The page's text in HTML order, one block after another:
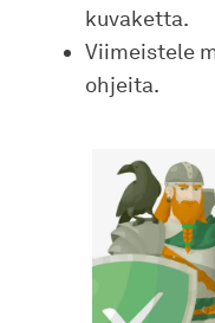
kuvaketta.
Viimeistele
ohjeita.